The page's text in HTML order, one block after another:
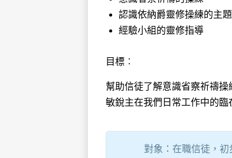
認識依納爵靈修操練的主題
經驗小組的靈修指導
目標︰
幫助信徒了解意識省察祈禱
敏銳主在我們日常工作中的臨
對象：在職信徒，